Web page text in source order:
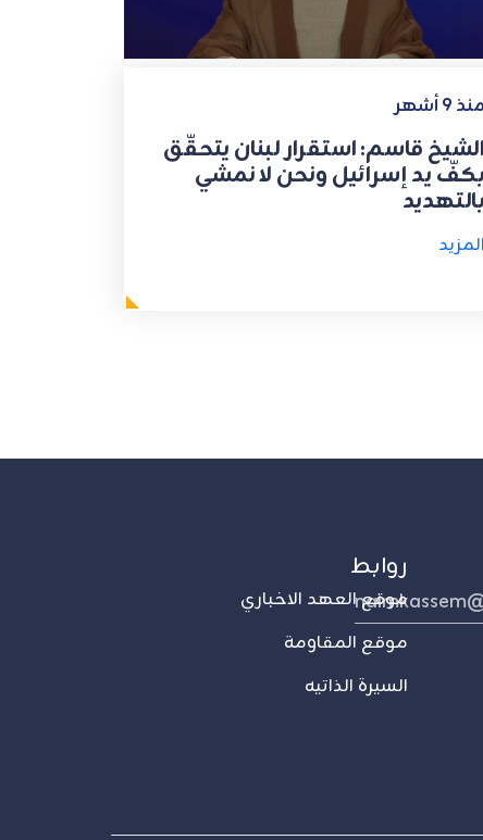
منذ 9 أشهر
الشيخ قاسم: ‏استقرار لبنان يتحقّق
بكفّ يد إسرائيل ونحن لا نمشي
بالتهديد
المزيد
روابط
موقع العهد الاخباري
موقع المقاومة
السيرة الذاتيه